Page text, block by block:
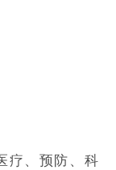
疗、预防、科